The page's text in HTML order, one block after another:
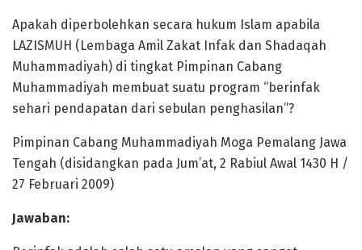
Apakah diperbolehkan secara hukum Islam apabila
LAZISMUH (Lembaga Amil Zakat Infak dan Shadaqah
Muhammadiyah) di tingkat Pimpinan Cabang
Muhammadiyah membuat suatu program “berinfak
sehari pendapatan dari sebulan penghasilan”?
Pimpinan Cabang Muhammadiyah Moga Pemalang Jawa
Tengah (disidangkan pada Jum’at, 2 Rabiul Awal 1430 H /
27 Februari 2009)
Jawaban: